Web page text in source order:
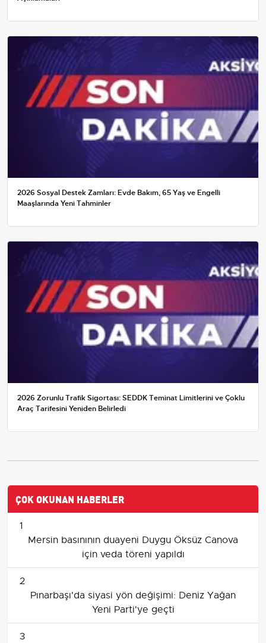
2026 Sosyal Destek Zamları: Evde Bakım, 65 Yaş ve Engelli
Maaşlarında Yeni Tahminler
2026 Zorunlu Trafik Sigortası: SEDDK Teminat Limitlerini ve Çoklu
Araç Tarifesini Yeniden Belirledi
ÇOK OKUNAN HABERLER
1
Mersin basınının duayeni Duygu Öksüz Canova
için veda töreni yapıldı
2
Pınarbaşı'da siyasi yön değişimi: Deniz Yağan
Yeni Parti'ye geçti
3